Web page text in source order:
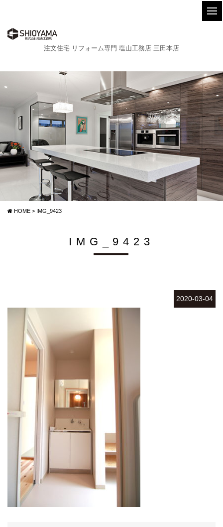
注文住宅 リフォーム専門 塩山工務店 三田本店
HOME > IMG_9423
IMG_9423
2020-03-04